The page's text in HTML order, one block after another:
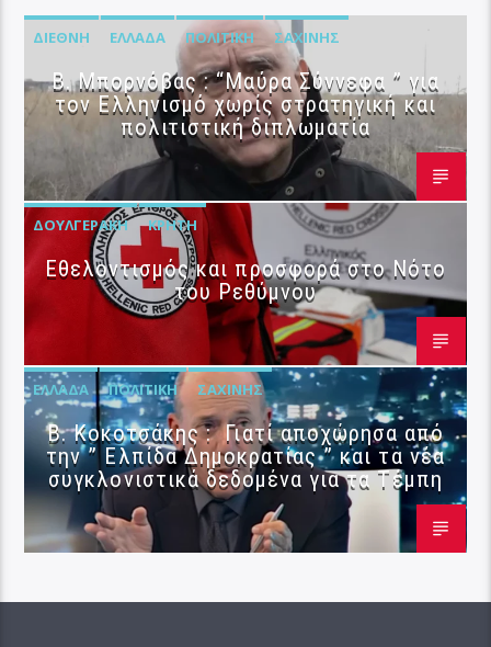
ΔΙΕΘΝΉ ΕΛΛΆΔΑ ΠΟΛΙΤΙΚΉ ΣΑΧΊΝΗΣ
B. Μπορνόβας : “Μαύρα Σύννεφα ” για
τον Ελληνισμό χωρίς στρατηγική και
πολιτιστική διπλωματία
ΔΟΥΛΓΕΡΆΚΗ ΚΡΉΤΗ
Εθελοντισμός και προσφορά στο Νότο
του Ρεθύμνου
ΕΛΛΆΔΑ ΠΟΛΙΤΙΚΉ ΣΑΧΊΝΗΣ
Β. Κοκοτσάκης : Γιατί αποχώρησα από
την ” Ελπίδα Δημοκρατίας ” και τα νέα
συγκλονιστικά δεδομένα για τα Τέμπη